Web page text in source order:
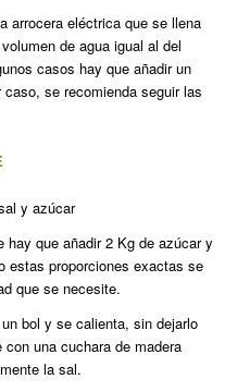
arrocera eléctrica que se llena
de agua igual al del
casos hay que añadir un
se recomienda seguir las
y azúcar
que añadir 2 Kg de azúcar y
estas proporciones exactas se
que se necesite.
bol y se calienta, sin dejarlo
una cuchara de madera
la sal.